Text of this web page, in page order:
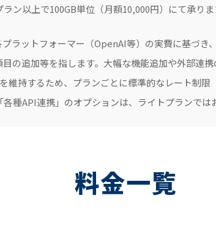
ン以上で100GB単位（月額10,000円）にて承り
ラットフォーマー（OpenAI等）の実費に基づき
の追加等を指します。大幅な機能追加や外部連
持するため、プランごとに標準的なレート制限
種API連携」のオプションは、ライトプランでは
料金一覧